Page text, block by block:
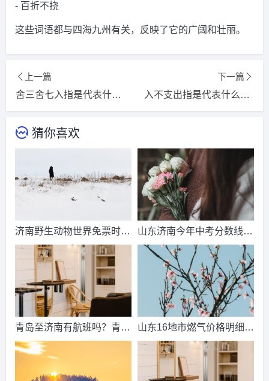
- 百折不挠
这些词语都与四海九州有关，反映了它的广阔和壮丽。
上一篇
舍三舍七入指是代表什么生肖，词语精选释义解释
下一篇
入不支出指是代表什么生肖，词语精选释义解释
猜你喜欢
济南野生动物世界免票时
间？济南动物王国票价？
山东济南今年中考分数线出
来了吗？济南中考总分多
青岛至济南有航班吗？青岛
到济南的高铁票多钱？
山东16地市燃气价格明细？
2021山东天然气费收费标